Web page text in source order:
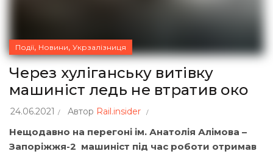
Події, Новини, Укрзалізниця
Через хуліганську витівку
машиніст ледь не втратив око
24.06.2021 Автор Rail.insider
Нещодавно на перегоні ім. Анатолія Алімова –
Запоріжжя-2 машиніст під час роботи отримав